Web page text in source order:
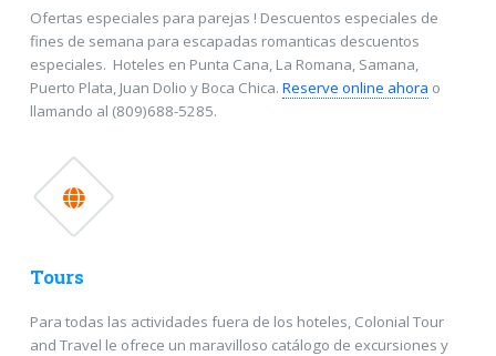
Ofertas especiales para parejas ! Descuentos especiales de
fines de semana para escapadas romanticas descuentos
especiales. Hoteles en Punta Cana, La Romana, Samana,
Puerto Plata, Juan Dolio y Boca Chica. Reserve online ahora o
llamando al (809)688-5285.
Tours
Para todas las actividades fuera de los hoteles, Colonial Tour
and Travel le ofrece un maravilloso catálogo de excursiones y